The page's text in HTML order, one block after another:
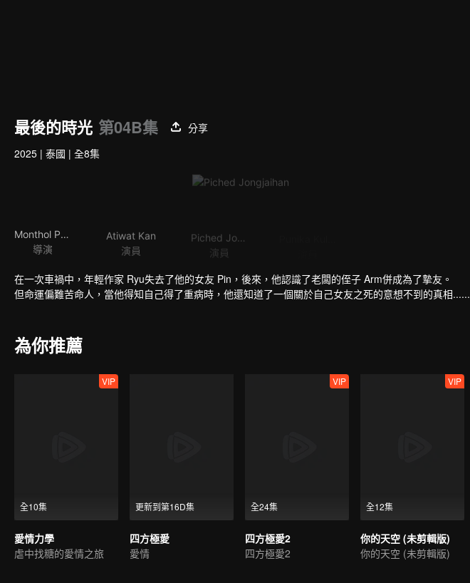
最後的時光 第04B集
分享
2025 | 泰國 | 全8集
導演
Atiwat Kan
演員
演員
在一次車禍中，年輕作家 Ryu失去了他的女友 Pin，後來，他認識了老闆的侄子 Arm併成為了摯友。
但命運偏難苦命人，當他得知自己得了重病時，他還知道了一個關於自己女友之死的意想不到的真相......
為你推薦
全10集
VIP
愛情力學
虐中找糖的愛情之旅
更新到第16D集
四方極愛
愛情
全24集
VIP
四方極愛2
四方極愛2
全12集
VIP
你的天空 (未剪輯版)
你的天空 (未剪輯版)